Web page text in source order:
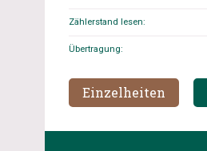
Zählerstand lesen:
Übertragung:
Einzelheiten